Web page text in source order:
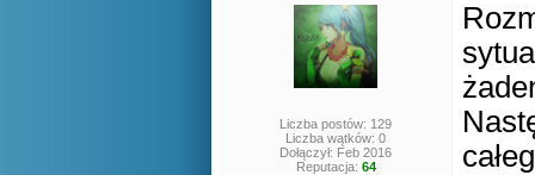
Liczba postów: 129
Liczba wątków: 0
Dołączył: Feb 2016
Reputacja: 64